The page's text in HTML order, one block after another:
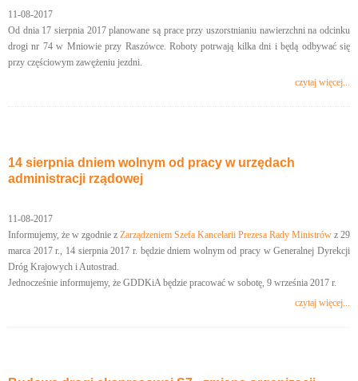
11-08-2017
Od dnia 17 sierpnia 2017 planowane są prace przy uszorstnianiu nawierzchni na odcinku
drogi nr 74 w Mniowie przy Raszówce. Roboty potrwają kilka dni i będą odbywać się
przy częściowym zawężeniu jezdni.
czytaj więcej...
14 sierpnia dniem wolnym od pracy w urzędach
administracji rządowej
11-08-2017
Informujemy, że w zgodnie z Zarządzeniem Szefa Kancelarii Prezesa Rady Ministrów z 29
marca 2017 r., 14 sierpnia 2017 r. będzie dniem wolnym od pracy w Generalnej Dyrekcji
Dróg Krajowych i Autostrad.
Jednocześnie informujemy, że GDDKiA będzie pracować w sobotę, 9 września 2017 r.
czytaj więcej...